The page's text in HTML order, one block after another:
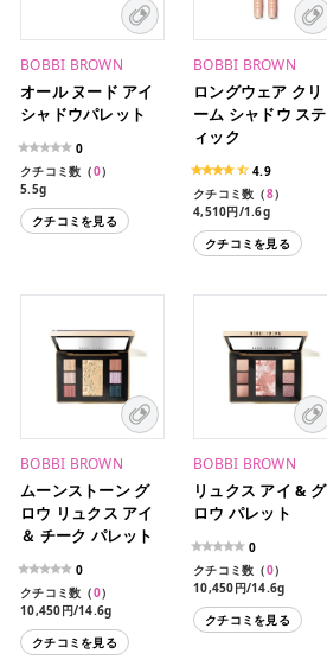
BOBBI BROWN
オール ヌード アイ
シャドウパレット
0
クチコミ数（0）
5.5g
クチコミを見る
BOBBI BROWN
ロングウェア クリ
ーム シャドウ ステ
ィック
4.9
クチコミ数（8）
4,510円/1.6g
クチコミを見る
BOBBI BROWN
ムーンストーン グ
ロウ リュクス アイ
＆ チーク パレット
0
クチコミ数（0）
10,450円/14.6g
クチコミを見る
BOBBI BROWN
リュクス アイ & グ
ロウ パレット
0
クチコミ数（0）
10,450円/14.6g
クチコミを見る